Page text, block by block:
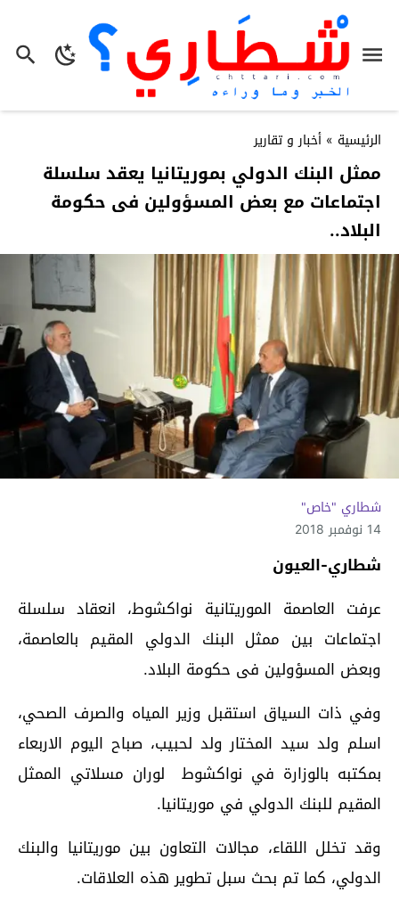
الرئيسية » أخبار و تقارير
ممثل البنك الدولي بموريتانيا يعقد سلسلة
اجتماعات مع بعض المسؤولين فى حكومة
البلاد..
شطاري "خاص"
14 نوفمبر 2018
شطاري-العيون
عرفت العاصمة الموريتانية نواكشوط، انعقاد سلسلة
اجتماعات بين ممثل البنك الدولي المقيم بالعاصمة،
وبعض المسؤولين فى حكومة البلاد.
وفي ذات السياق استقبل وزير المياه والصرف الصحي،
اسلم ولد سيد المختار ولد لحبيب، صباح اليوم الاربعاء
بمكتبه بالوزارة في نواكشوط لوران مسلاتي الممثل
المقيم للبنك الدولي في موريتانيا.
وقد تخلل اللقاء، مجالات التعاون بين موريتانيا والبنك
الدولي، كما تم بحث سبل تطوير هذه العلاقات.